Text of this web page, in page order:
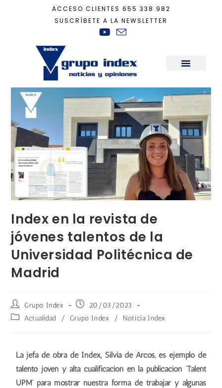
ACCESO CLIENTES 655 338 982
SUSCRÍBETE A LA NEWSLETTER
Actualidad
Index en la revista de
jóvenes talentos de la
Universidad Politécnica de
Madrid
Grupo Index
20/03/2023
Actualidad
/ Grupo Index / Noticia Index
La jefa de obra de Index, Silvia de Arcos, es ejemplo de
talento joven y alta cualificación en la publicación ‘Talent
UPM’ para mostrar nuestra forma de trabajar y algunas